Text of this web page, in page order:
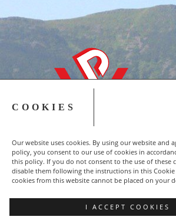
COOKIES
Our website uses cookies. By using our website and
policy, you consent to our use of cookies in
this policy. If you do not consent to the use of these
disable them following the instructions in this
cookies from this website cannot be placed on your
I ACCEPT COOKIES
Copyright © 2015-2023 NSZZ
Podbeskidzie